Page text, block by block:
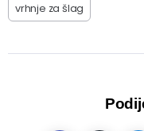
vrhnje za šlag